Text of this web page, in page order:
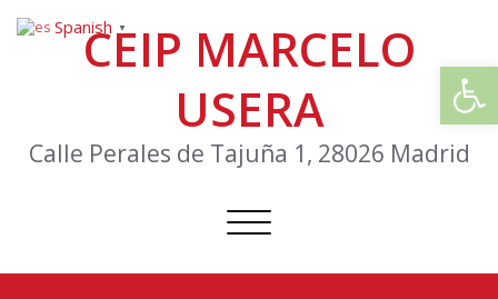
CEIP MARCELO
USERA
Calle Perales de Tajuña 1, 28026 Madrid
Cambiar
Spanish ▼